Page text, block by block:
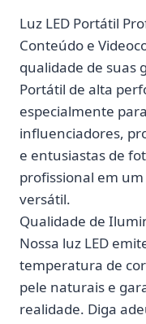
Luz LED Portátil
Conteúdo e
qualidade de suas
Portátil de alta
especialmente
influenciadores,
e entusiastas de
profissional em
versátil.
Qualidade de
Nossa luz LED
temperatura de
pele naturais e
realidade. Diga